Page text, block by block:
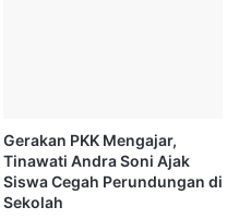
Gerakan PKK Mengajar,
Tinawati Andra Soni Ajak
Siswa Cegah Perundungan di
Sekolah